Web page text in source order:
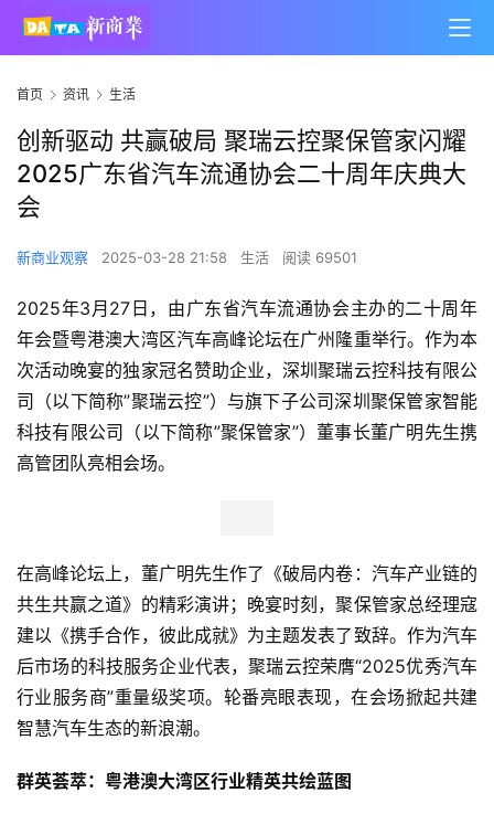
首页 资讯 生活
创新驱动 共赢破局 聚瑞云控聚保管家闪耀
2025广东省汽车流通协会二十周年庆典大
会
新商业观察 2025-03-28 21:58 生活 阅读 69501
2025年3月27日，由广东省汽车流通协会主办的二十周年
年会暨粤港澳大湾区汽车高峰论坛在广州隆重举行。作为本
次活动晚宴的独家冠名赞助企业，深圳聚瑞云控科技有限公
司（以下简称”聚瑞云控”）与旗下子公司深圳聚保管家智能
科技有限公司（以下简称”聚保管家”）董事长董广明先生携
高管团队亮相会场。
在高峰论坛上，董广明先生作了《破局内卷：汽车产业链的
共生共赢之道》的精彩演讲；晚宴时刻，聚保管家总经理寇
建以《携手合作，彼此成就》为主题发表了致辞。作为汽车
后市场的科技服务企业代表，聚瑞云控荣膺“2025优秀汽车
行业服务商”重量级奖项。轮番亮眼表现，在会场掀起共建
智慧汽车生态的新浪潮。
群英荟萃：粤港澳大湾区行业精英共绘蓝图